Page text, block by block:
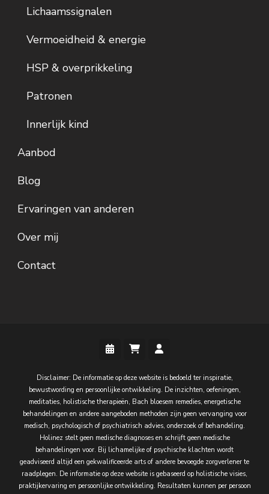
Lichaamssignalen
Vermoeidheid & energie
HSP & overprikkeling
Patronen
Innerlijk kind
Aanbod
Blog
Ervaringen van anderen
Over mij
Contact
Disclaimer: De informatie op deze website is bedoeld ter inspiratie,
bewustwording en persoonlijke ontwikkeling. De inzichten, oefeningen,
meditaties, holistische therapieën, Bach bloesem remedies, energetische
behandelingen en andere aangeboden methoden zijn geen vervanging voor
medisch, psychologisch of psychiatrisch advies, onderzoek of behandeling.
Holinez stelt geen medische diagnoses en schrijft geen medische
behandelingen voor. Bij lichamelijke of psychische klachten wordt
geadviseerd altijd een gekwalificeerde arts of andere bevoegde zorgverlener te
raadplegen. De informatie op deze website is gebaseerd op holistische visies,
praktijkervaring en persoonlijke ontwikkeling. Resultaten kunnen per persoon